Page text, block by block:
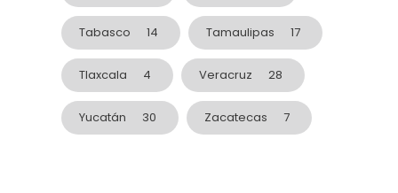
Tabasco 14 Tamaulipas 17
Tlaxcala 4 Veracruz 28
Yucatán 30 Zacatecas 7